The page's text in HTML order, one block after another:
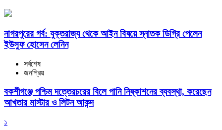
নাগরপুরের গর্ব: যুক্তরাজ্য থেকে আইন বিষয়ে স্নাতক ডিগ্রি পেলেন
ইউসুফ হোসেন লেনিন
সর্বশেষ
জনপ্রিয়
বকশীগঞ্জে পশ্চিম দত্তেরচরের বিলে পানি নিষ্কাশনের ব্যবস্থা, করেছেন
আখতার মাস্টার ও লিটন আকন্দ
১